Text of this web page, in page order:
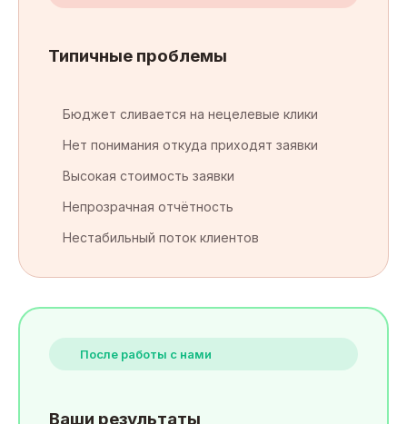
Типичные проблемы
Бюджет сливается на нецелевые клики
Нет понимания откуда приходят заявки
Высокая стоимость заявки
Непрозрачная отчётность
Нестабильный поток клиентов
После работы с нами
Ваши результаты